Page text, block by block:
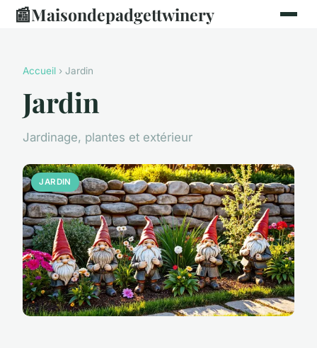
📰Maisondepadgettwinery
Accueil › Jardin
Jardin
Jardinage, plantes et extérieur
JARDIN